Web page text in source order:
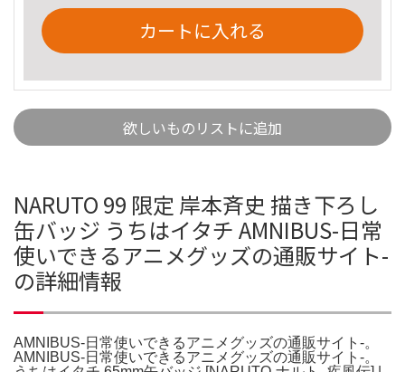
カートに入れる
欲しいものリストに追加
NARUTO 99 限定 岸本斉史 描き下ろし
缶バッジ うちはイタチ AMNIBUS-日常
使いできるアニメグッズの通販サイト-
の詳細情報
AMNIBUS-日常使いできるアニメグッズの通販サイト-。
AMNIBUS-日常使いできるアニメグッズの通販サイト-。